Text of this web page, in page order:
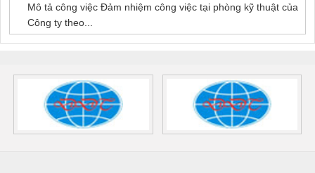
Mô tả công việc Đảm nhiệm công việc tại phòng kỹ thuật của
Công ty theo...